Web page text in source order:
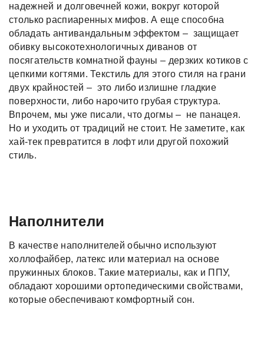
надежней и долговечней кожи, вокруг которой
столько распиаренных мифов. А еще способна
обладать антивандальным эффектом – защищает
обивку высокотехнологичных диванов от
посягательств комнатной фауны – дерзких котиков с
цепкими когтями. Текстиль для этого стиля на грани
двух крайностей – это либо излишне гладкие
поверхности, либо нарочито грубая структура.
Впрочем, мы уже писали, что догмы – не панацея.
Но и уходить от традиций не стоит. Не заметите, как
хай-тек превратится в лофт или другой похожий
стиль.
Наполнители
В качестве наполнителей обычно используют
холлофайбер, латекс или материал на основе
пружинных блоков. Такие материалы, как и ППУ,
обладают хорошими ортопедическими свойствами,
которые обеспечивают комфортный сон.